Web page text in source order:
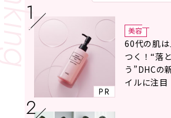
PR
美容
60代の肌
つく！“落
う”DHCの
イルに注目